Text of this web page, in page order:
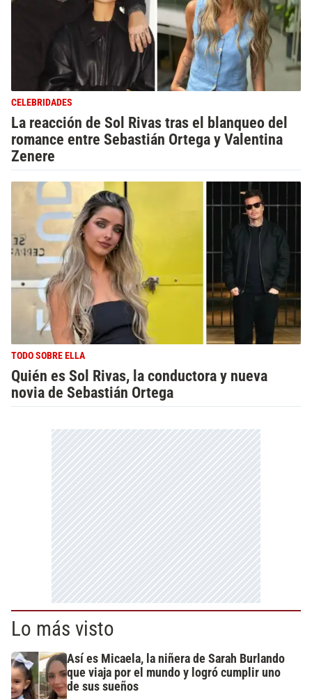
CELEBRIDADES
La reacción de Sol Rivas tras el blanqueo del
romance entre Sebastián Ortega y Valentina
Zenere
TODO SOBRE ELLA
Quién es Sol Rivas, la conductora y nueva
novia de Sebastián Ortega
Lo más visto
Así es Micaela, la niñera de Sarah Burlando
que viaja por el mundo y logró cumplir uno
de sus sueños